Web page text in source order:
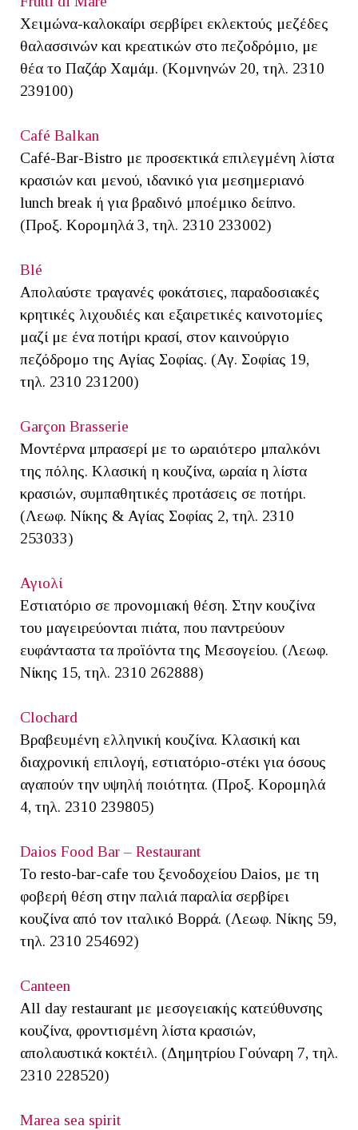
Χειμώνα-καλοκαίρι σερβίρει εκλεκτούς μεζέδες
θαλασσινών και κρεατικών στο πεζοδρόμιο, με
θέα το Παζάρ Χαμάμ. (Κομνηνών 20, τηλ. 2310
239100)
Café Balkan
Café-Bar-Bistro με προσεκτικά επιλεγμένη λίστα
κρασιών και μενού, ιδανικό για μεσημεριανό
lunch break ή για βραδινό μποέμικο δείπνο.
(Προξ. Κορομηλά 3, τηλ. 2310 233002)
Blé
Απολαύστε τραγανές φοκάτσιες, παραδοσιακές
κρητικές λιχουδιές και εξαιρετικές καινοτομίες
μαζί με ένα ποτήρι κρασί, στον καινούργιο
πεζόδρομο της Αγίας Σοφίας. (Αγ. Σοφίας 19,
τηλ. 2310 231200)
Garçon Brasserie
Μοντέρνα μπρασερί με το ωραιότερο μπαλκόνι
της πόλης. Κλασική η κουζίνα, ωραία η λίστα
κρασιών, συμπαθητικές προτάσεις σε ποτήρι.
(Λεωφ. Νίκης & Αγίας Σοφίας 2, τηλ. 2310
253033)
Αγιολί
Εστιατόριο σε προνομιακή θέση. Στην κουζίνα
του μαγειρεύονται πιάτα, που παντρεύουν
ευφάνταστα τα προϊόντα της Μεσογείου. (Λεωφ.
Νίκης 15, τηλ. 2310 262888)
Clochard
Βραβευμένη ελληνική κουζίνα. Κλασική και
διαχρονική επιλογή, εστιατόριο-στέκι για όσους
αγαπούν την υψηλή ποιότητα. (Προξ. Κορομηλά
4, τηλ. 2310 239805)
Daios Food Bar – Restaurant
Το restο-bar-cafe του ξενοδοχείου Daios, με τη
φοβερή θέση στην παλιά παραλία σερβίρει
κουζίνα από τον ιταλικό Βορρά. (Λεωφ. Νίκης 59,
τηλ. 2310 254692)
Canteen
All day restaurant με μεσογειακής κατεύθυνσης
κουζίνα, φροντισμένη λίστα κρασιών,
απολαυστικά κοκτέιλ. (Δημητρίου Γούναρη 7, τηλ.
2310 228520)
Marea sea spirit